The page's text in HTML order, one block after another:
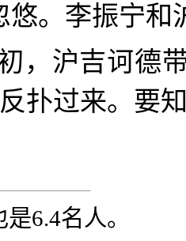
悠。李振宁
，沪吉诃德
扑过来。要
是6.4名人。